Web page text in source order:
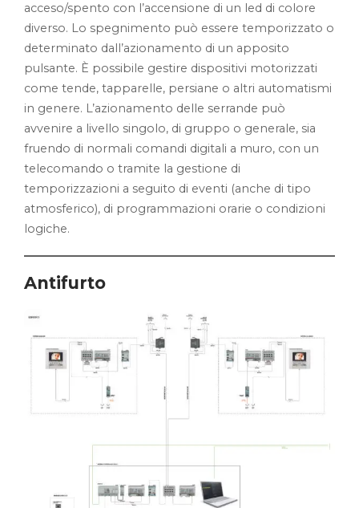
acceso/spento con l’accensione di un led di colore
diverso. Lo spegnimento può essere temporizzato o
determinato dall’azionamento di un apposito
pulsante. È possibile gestire dispositivi motorizzati
come tende, tapparelle, persiane o altri automatismi
in genere. L’azionamento delle serrande può
avvenire a livello singolo, di gruppo o generale, sia
fruendo di normali comandi digitali a muro, con un
telecomando o tramite la gestione di
temporizzazioni a seguito di eventi (anche di tipo
atmosferico), di programmazioni orarie o condizioni
logiche.
Antifurto